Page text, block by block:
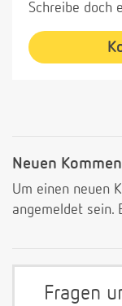
Schreibe doch
Neuen
Um einen neuen
angemeldet sein.
Fragen